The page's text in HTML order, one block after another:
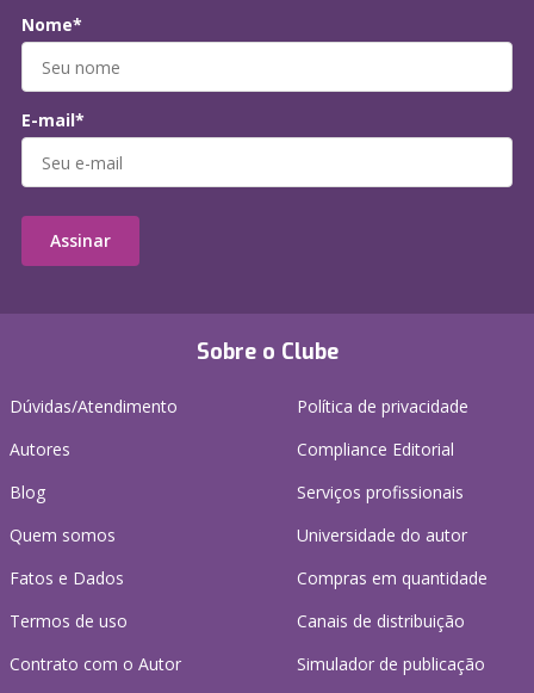
Sobre o Clube
Dúvidas/Atendimento
Autores
Blog
Quem somos
Fatos e Dados
Termos de uso
Contrato com o Autor
Política de privacidade
Compliance Editorial
Serviços profissionais
Universidade do autor
Compras em quantidade
Canais de distribuição
Simulador de publicação
Nome*
E-mail*
Assinar